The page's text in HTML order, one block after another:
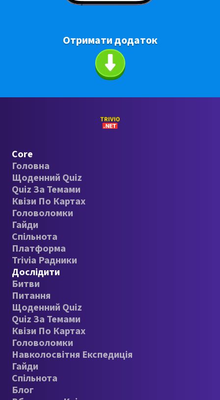
Отримати додаток
Core
Головна
Щоденний Quiz
Quiz За Темами
Квізи По Картах
Головоломки
Гайди
Спільнота
Платформа
Trivia Радники
Дослідити
Битви
Питання
Щоденний Quiz
Quiz За Темами
Квізи По Картах
Головоломки
Навколосвітня Експедиція
Гайди
Спільнота
Блог